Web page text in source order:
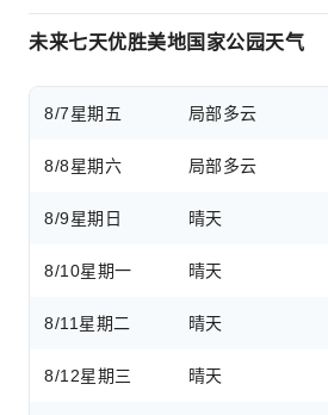
未来七天优胜美地国家公园天气
8/7星期五 局部多云
8/8星期六 局部多云
8/9星期日 晴天
8/10星期一 晴天
8/11 星期二 晴天
8/12星期三 晴天